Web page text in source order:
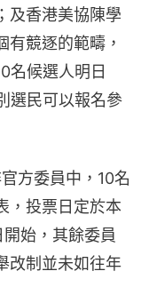
及香港美協陳學
競逐的範疇，
名候選人明日
選民可以報名參
方委員中，10名
，投票日定於本
始，其餘委員
改制並未如往年